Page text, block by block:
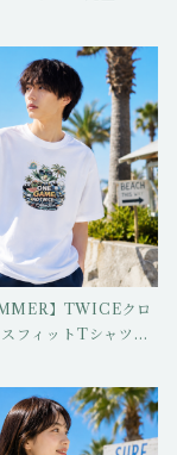
】TWICEクロ
スフィットTシャツ i